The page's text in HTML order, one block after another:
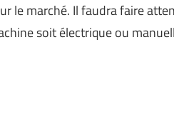
le marché. Il faudra faire
soit électrique ou